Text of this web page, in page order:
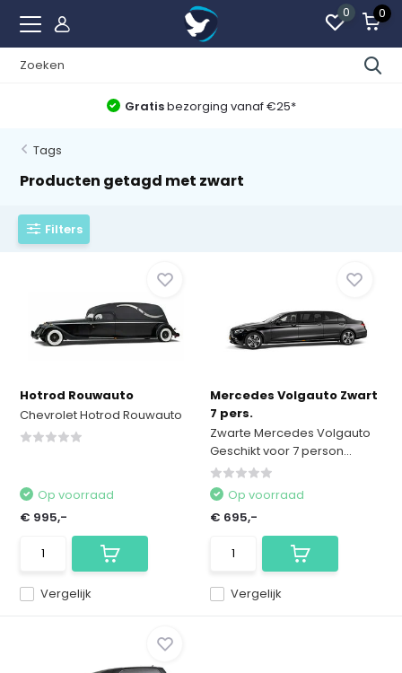
0 0
Gratisbezorging vanaf €25*
Tags
Producten getagd met zwart
Filters
Hotrod Rouwauto
Chevrolet Hotrod Rouwauto
Vergelijk
Op voorraad
€ 995,-
Mercedes Volgauto Zwart
7 pers.
Zwarte Mercedes Volgauto
Geschikt voor 7 person...
Vergelijk
Op voorraad
€ 695,-